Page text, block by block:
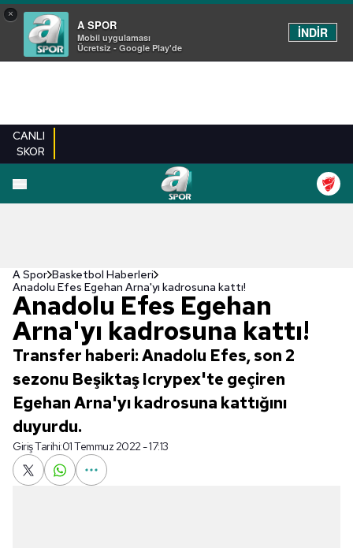
×
A SPOR
Mobil uygulaması
Ücretsiz - Google Play'de
İNDİR
CANLI
SKOR
A Spor Basketbol Haberleri
Anadolu Efes Egehan Arna'yı kadrosuna kattı!
Anadolu Efes Egehan
Arna'yı kadrosuna kattı!
Transfer haberi: Anadolu Efes, son 2
sezonu Beşiktaş Icrypex'te geçiren
Egehan Arna'yı kadrosuna kattığını
duyurdu.
Giriş Tarihi:01 Temmuz 2022 - 17:13